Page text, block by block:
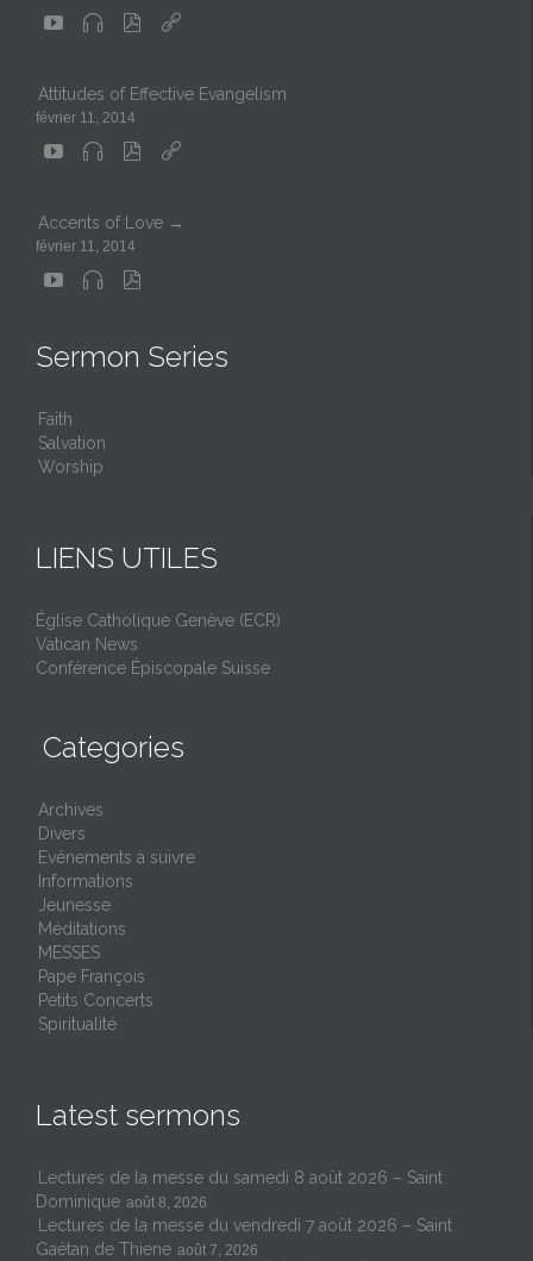
   
Attitudes of Effective Evangelism
février 11, 2014
   
Accents of Love →
février 11, 2014
  
Sermon Series
Faith
Salvation
Worship
LIENS UTILES
Église Catholique Genève (ECR)
Vatican News
Conférence Épiscopale Suisse
Categories
Archives
Divers
Evénements à suivre
Informations
Jeunesse
Méditations
MESSES
Pape François
Petits Concerts
Spiritualité
Latest sermons
Lectures de la messe du samedi 8 août 2026 – Saint
Dominique août 8, 2026
Lectures de la messe du vendredi 7 août 2026 – Saint
Gaétan de Thiene août 7, 2026